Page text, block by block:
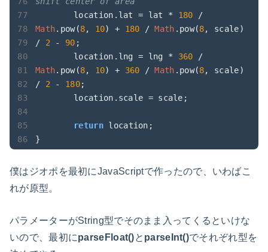
	location.lat = lat *
180
Math.pow(8, 10) + 180 / Math .pow(8, scale)
/ 2 - 90 ;
	location.lng = lng *
360
Math.pow(8, 10) + 360 / Math .pow(8, scale)
/ 2 - 180;
return location;
僕はジオポを最初にJavaScriptで作ったので、いわばこ
れが原型。
パラメーターがString型でそのまま入ってくるといけな
いので、最初にparseFloat()と parseInt()でそれぞれ型を